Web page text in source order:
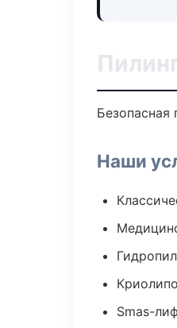
Безопасная
Наши
Smas-